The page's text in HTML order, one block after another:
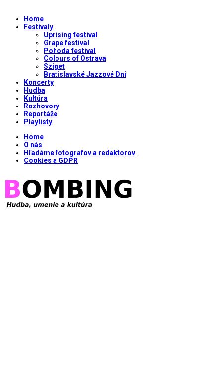
Home
Festivaly
Uprising festival
Grape festival
Pohoda festival
Colours of Ostrava
Sziget
Bratislavské Jazzové Dni
Koncerty
Hudba
Kultúra
Rozhovory
Reportáže
Playlisty
Home
O nás
Hľadáme fotografov a redaktorov
Cookies a GDPR